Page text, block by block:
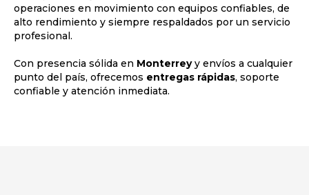
operaciones en movimiento con equipos confiables, de
alto rendimiento y siempre respaldados por un servicio
profesional.
Con presencia sólida en Monterreyy envíos a cualquier
punto del país, ofrecemos entregas rápidas, soporte
confiable y atención inmediata.